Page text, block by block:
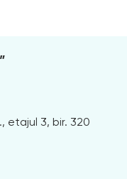
etajul 3, bir. 320